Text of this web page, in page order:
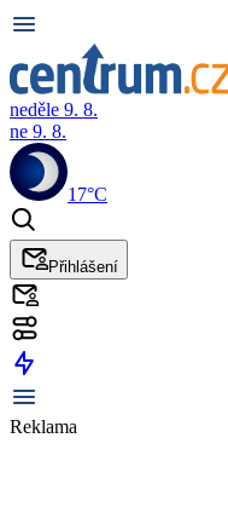
neděle 9. 8.
ne 9. 8.
17°C
Přihlášení
Reklama